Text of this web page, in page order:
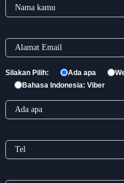
Silakan Pilih: Ada apa
Bahasa Indonesia: Viber